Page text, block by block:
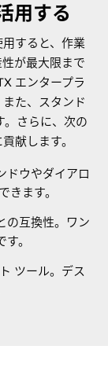
用する
すると、作業
が最大限まで
エンタープラ
た、スタンド
。さらに、次の
献します。
ドウやダイアロ
きます。
の互換性。ワン
。
ツール。デス